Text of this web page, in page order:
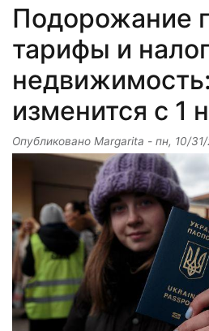
Подорожание
тарифы и
изменится с 1
Опубликовано Margarita - пн, 10/